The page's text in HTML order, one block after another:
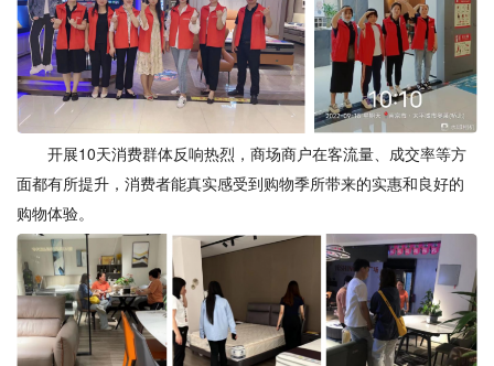
开展10天消费群体反响热烈， 商场商户在客流量、成交率等方
面都有所提升 ， 消费者能真实感受到购物季所带来的实惠和良好的
购物体验。